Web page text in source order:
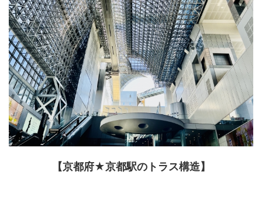
【京都府★京都駅のトラス構造】